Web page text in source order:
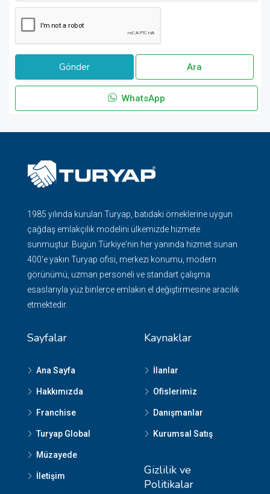
Ara
WhatsApp
1985 yılında kurulan Turyap, batıdaki örneklerine uygun
çağdaş emlakçılık modelini ülkemizde hizmete
sunmuştur. Bugün Türkiye'nin her yanında hizmet sunan
400'e yakın Turyap ofisi, merkezi konumu, modern
görünümü, uzman personeli ve standart çalışma
esaslarıyla yüz binlerce emlakın el değiştirmesine aracılık
etmektedir.
Sayfalar
Ana Sayfa
Hakkımızda
Franchise
Turyap Global
Müzayede
İletişim
Kaynaklar
İlanlar
Ofislerimiz
Danışmanlar
Kurumsal Satış
Gizlilik ve
Politikalar